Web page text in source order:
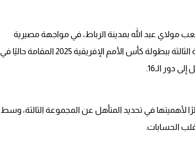
مولاي عبد الله بمدينة الرباط، في مواجهة مصيرية
ضمن الجولة الثالثة والأخيرة من منافسات المجموعة الثالثة ببطولة كأس الأمم الإفريقية 2025 المقامة حاليًا في
دور الـ16.
لأهميتها في تحديد المتأهل عن المجموعة الثالثة، وسط
الحسابات.